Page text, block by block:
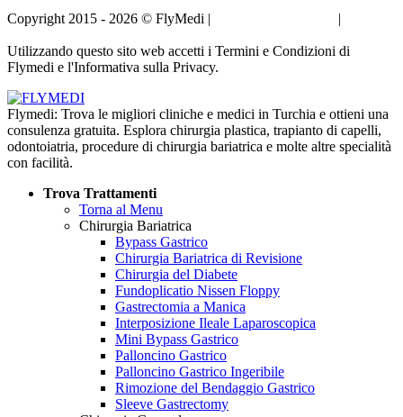
Copyright 2015 - 2026 © FlyMedi |
|
Utilizzando questo sito web accetti i Termini e Condizioni di
Flymedi e l'Informativa sulla Privacy.
Flymedi: Trova le migliori cliniche e medici in Turchia e ottieni una
consulenza gratuita. Esplora chirurgia plastica, trapianto di capelli,
odontoiatria, procedure di chirurgia bariatrica e molte altre specialità
con facilità.
Trova Trattamenti
Torna al Menu
Chirurgia Bariatrica
Bypass Gastrico
Chirurgia Bariatrica di Revisione
Chirurgia del Diabete
Fundoplicatio Nissen Floppy
Gastrectomia a Manica
Interposizione Ileale Laparoscopica
Mini Bypass Gastrico
Palloncino Gastrico
Palloncino Gastrico Ingeribile
Rimozione del Bendaggio Gastrico
Sleeve Gastrectomy